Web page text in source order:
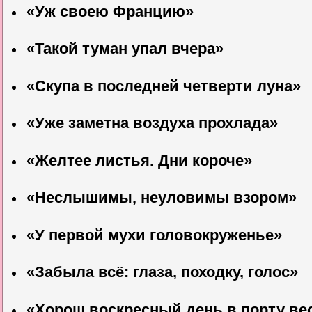
«Уж своею Францию»
«Такой туман упал вчера»
«Скупа в последней четверти луна»
«Уже заметна воздуха прохлада»
«Желтее листья. Дни короче»
«Неслышимы, неуловимы взором»
«У первой мухи головокруженье»
«Забыла всё: глаза, походку, голос»